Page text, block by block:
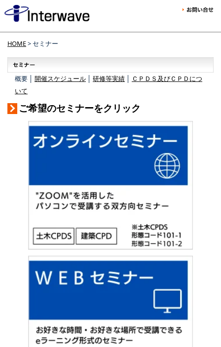
HOME> セミナー
概要 │ 開催スケジュール 研修等実績
ＣＰＤＳ及びＣＰＤにつ
いて
ご希望のセミナーをクリック